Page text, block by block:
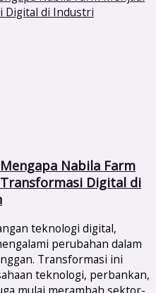
Nabila Farm
Digital di
teknologi digital,
perubahan dalam
Transformasi ini
teknologi, perbankan,